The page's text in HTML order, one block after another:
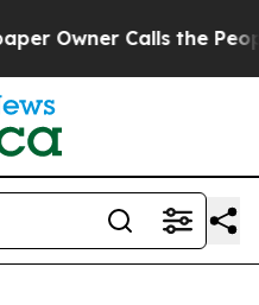
Calls the People